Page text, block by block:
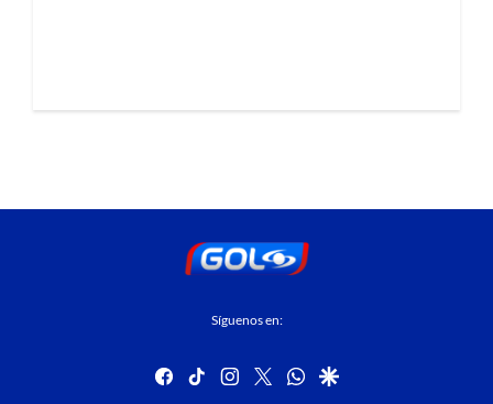
Síguenos en:
facebook
tiktok instagram
twitterwhatsapp
google